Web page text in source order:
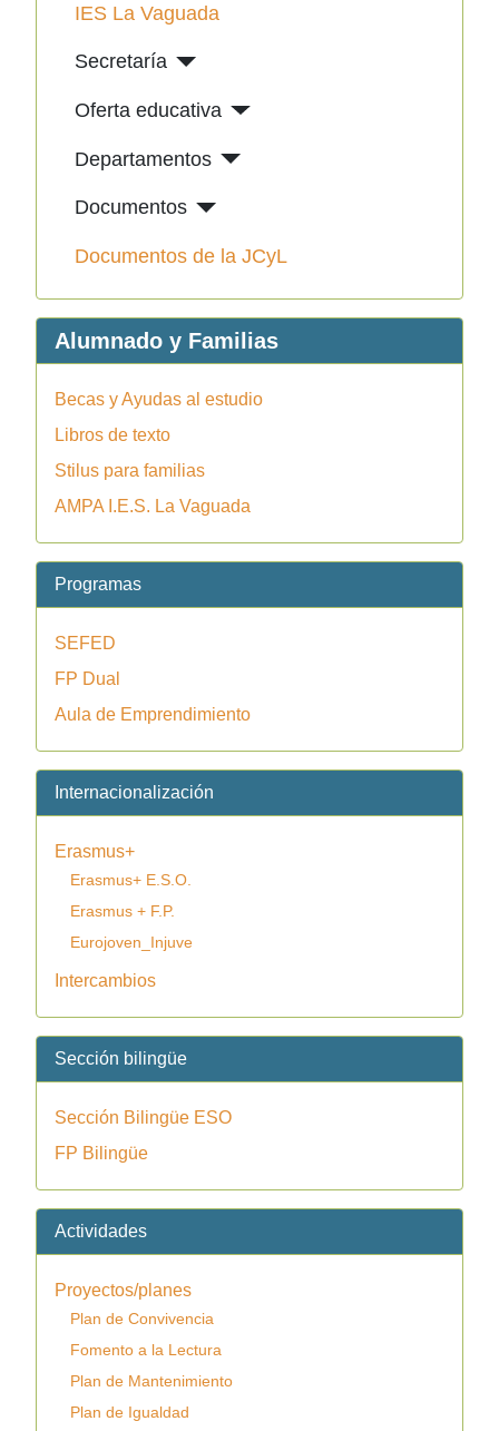
IES La Vaguada
Secretaría
Oferta educativa
Departamentos
Documentos
Documentos de la JCyL
Alumnado y Familias
Becas y Ayudas al estudio
Libros de texto
Stilus para familias
AMPA I.E.S. La Vaguada
Programas
SEFED
FP Dual
Aula de Emprendimiento
Internacionalización
Erasmus+
Erasmus+ E.S.O.
Erasmus + F.P.
Eurojoven_Injuve
Intercambios
Sección bilingüe
Sección Bilingüe ESO
FP Bilingüe
Actividades
Proyectos/planes
Plan de Convivencia
Fomento a la Lectura
Plan de Mantenimiento
Plan de Igualdad